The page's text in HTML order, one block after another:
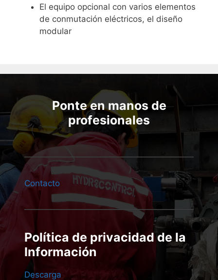
El equipo opcional con varios elementos
de conmutación eléctricos, el diseño
modular
Ponte en manos de
profesionales
Contacto
Política de privacidad de la
Información
Descarga